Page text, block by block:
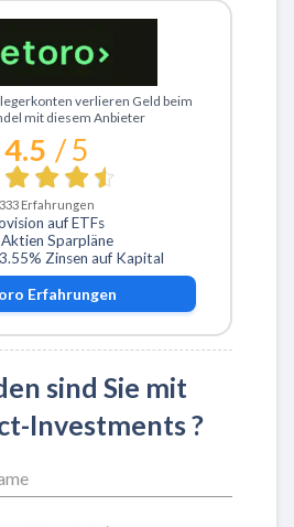
verlieren Geld beim
mit diesem Anbieter
4.5 / 5
333 Erfahrungen
auf ETFs
Sparpläne
Zinsen auf Kapital
Erfahrungen
sind Sie mit
Investments ?